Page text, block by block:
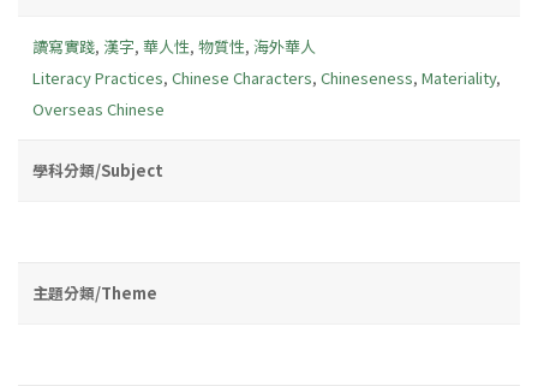
讀寫實踐, 漢字, 華人性, 物質性, 海外華人
Literacy Practices, Chinese Characters, Chineseness, Materiality,
Overseas Chinese
學科分類/Subject
主題分類/Theme